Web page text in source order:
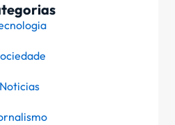
Noticias